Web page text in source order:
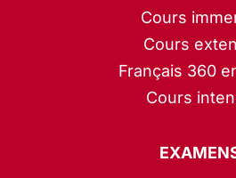
Cours
Cours
Français 360
Cours